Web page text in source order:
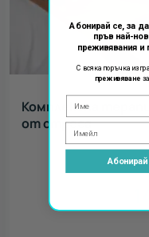
Комплексна
от стреса
Абонирай се, за
пръв най-
преживявания и
С всяка поръчка
преживяванеза
Абонирай